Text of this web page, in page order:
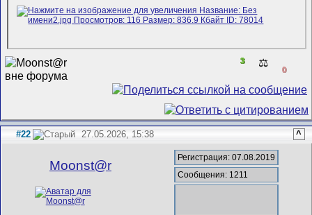
3 ⚖️
0
#22 27.05.2026, 15:38 ^
Mооnst@r
Регистрация: 07.08.2019
Сообщения: 1211